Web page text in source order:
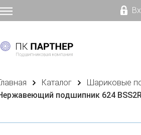
Каталог
Шариковые
подшипник 624